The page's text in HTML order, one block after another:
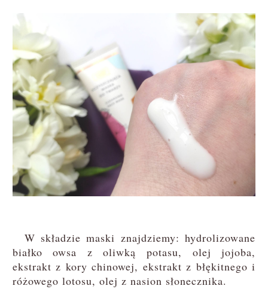
W składzie maski znajdziemy: hydrolizowane
białko owsa z oliwką potasu, olej jojoba,
ekstrakt z kory chinowej, ekstrakt z błękitnego i
różowego lotosu, olej z nasion słonecznika.